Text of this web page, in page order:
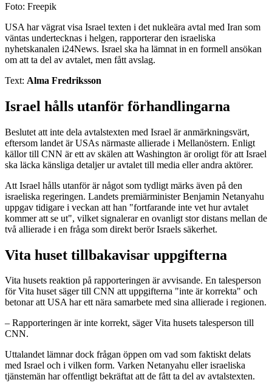
Foto: Freepik
USA har vägrat visa Israel texten i det nukleära avtal med Iran som
väntas undertecknas i helgen, rapporterar den israeliska
nyhetskanalen i24News. Israel ska ha lämnat in en formell ansökan
om att ta del av avtalet, men fått avslag.
Text: Alma Fredriksson
Israel hålls utanför förhandlingarna
Beslutet att inte dela avtalstexten med Israel är anmärkningsvärt,
eftersom landet är USAs närmaste allierade i Mellanöstern. Enligt
källor till CNN är ett av skälen att Washington är oroligt för att Israel
ska läcka känsliga detaljer ur avtalet till media eller andra aktörer.
Att Israel hålls utanför är något som tydligt märks även på den
israeliska regeringen. Landets premiärminister Benjamin Netanyahu
uppgav tidigare i veckan att han "fortfarande inte vet hur avtalet
kommer att se ut", vilket signalerar en ovanligt stor distans mellan de
två allierade i en fråga som direkt berör Israels säkerhet.
Vita huset tillbakavisar uppgifterna
Vita husets reaktion på rapporteringen är avvisande. En talesperson
för Vita huset säger till CNN att uppgifterna "inte är korrekta" och
betonar att USA har ett nära samarbete med sina allierade i regionen.
– Rapporteringen är inte korrekt, säger Vita husets talesperson till
CNN.
Uttalandet lämnar dock frågan öppen om vad som faktiskt delats
med Israel och i vilken form. Varken Netanyahu eller israeliska
tjänstemän har offentligt bekräftat att de fått ta del av avtalstexten.